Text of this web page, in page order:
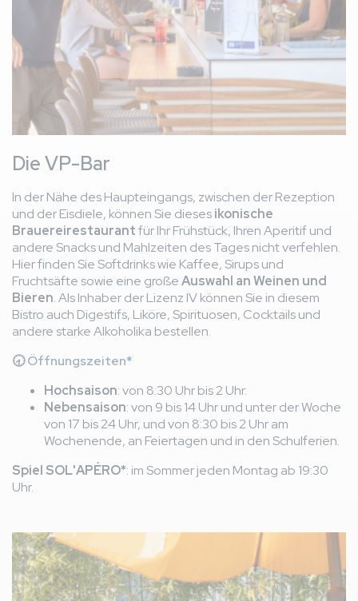
Die VP-Bar
In der Nähe des Haupteingangs, zwischen der Rezeption
und der Eisdiele, können Sie diesesikonische
Brauereirestaurantfür Ihr Frühstück, Ihren Aperitif und
andere Snacks und Mahlzeiten des Tages nicht verfehlen.
Hier finden Sie Softdrinks wie Kaffee, Sirups und
Fruchtsäfte sowie eine großeAuswahl an Weinen und
Bieren. Als Inhaber der Lizenz IV können Sie in diesem
Bistro auch Digestifs, Liköre, Spirituosen, Cocktails und
andere starke Alkoholika bestellen.
🕣 Öffnungszeiten*
Hochsaison: von 8:30 Uhr bis 2 Uhr.
Nebensaison: von 9 bis 14 Uhr und unter der Woche
von 17 bis 24 Uhr, und von 8:30 bis 2 Uhr am
Wochenende, an Feiertagen und in den Schulferien.
Spiel SOL'APÉRO*: im Sommer jeden Montag ab 19:30
Uhr.
Bild